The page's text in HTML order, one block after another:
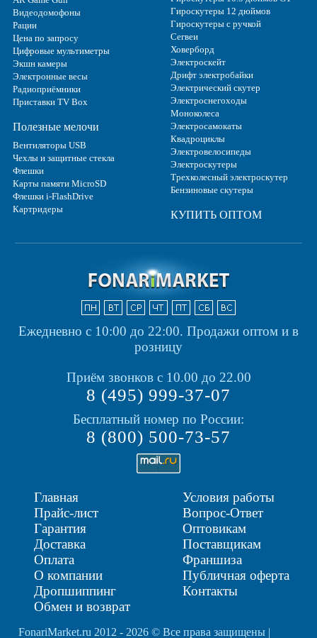
Видеодомофоны
Рации
Цена по запросу
Цифровые мультиметры
Экшн камеры
Электронные весы
Радиоприёмники
Приставки TV Box
Полезные мелочи
Вентиляторы USB
Чехлы и защитные стекла
Флешки
Карты памяти MicroSD
Флешки i-FlashDrive
Картридеры
Гироскутеры 12 дюймов
Гироскутеры с ручкой
Сегвеи
Ховерборд
Электроскейт
Дрифт электробайки
Электрический скутер
Электроснегоходы
Моноколеса
Электросамокаты
Квадроциклы
Электровелосипеды
Электроскутеры
Трехколесный электроскутер
Бензиновые скутеры
КУПИТЬ ОПТОМ
Ежедневно с 10:00 до 22:00. Продажи оптом и в
розницу
Приём звонков с 10.00 до 22.00
8 (495) 999-37-07
Бесплатный номер по России:
8 (800) 500-73-57
Главная
Прайс-лист
Гарантия
Доставка
Оплата
О компании
Дропшиппинг
Обмен и возврат
Условия работы
Вопрос-Ответ
Оптовикам
Поставщикам
Франшиза
Публичная оферта
Контакты
FonariMarket.ru 2012 - 2026 © Все права защищены |